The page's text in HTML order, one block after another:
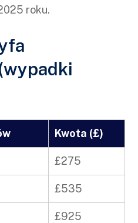
roku.
Kwota (£)
£275
£535
£925